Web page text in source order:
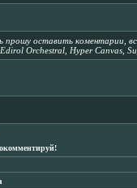
прошу оставить коментарии,
Orchestral, Hyper Canvas,